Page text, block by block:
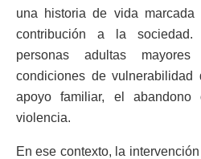
una historia de vida
contribución a la sociedad.
personas adultas mayores
condiciones de
apoyo familiar, el abandono
violencia.
En ese contexto, la